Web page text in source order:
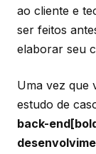
ao cliente e
ser feitos
elaborar seu
Uma vez que
estudo de
back-